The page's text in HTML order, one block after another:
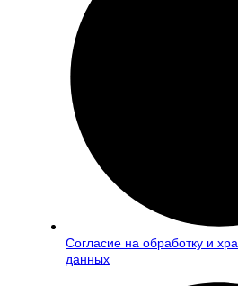
Согласие на обработку и
данных